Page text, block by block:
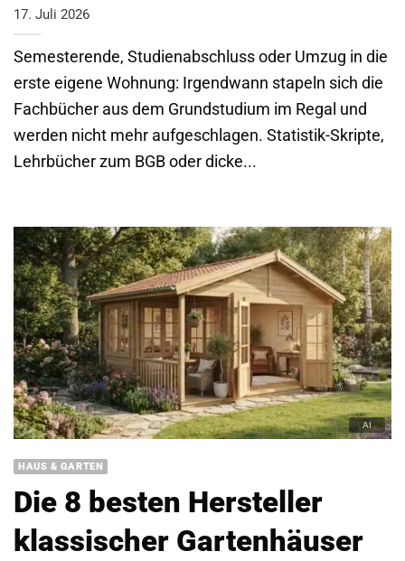
17. Juli 2026
Semesterende, Studienabschluss oder Umzug in die
erste eigene Wohnung: Irgendwann stapeln sich die
Fachbücher aus dem Grundstudium im Regal und
werden nicht mehr aufgeschlagen. Statistik-Skripte,
Lehrbücher zum BGB oder dicke...
HAUS & GARTEN
Die 8 besten Hersteller
klassischer Gartenhäuser